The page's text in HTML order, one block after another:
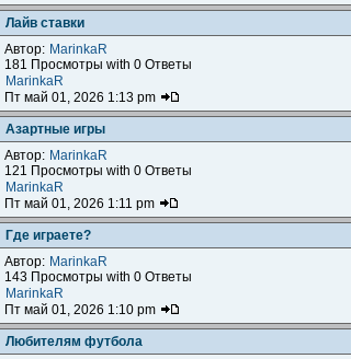
Лайв ставки
Автор: MarinkaR
181 Просмотры with 0 Ответы
MarinkaR
Пт май 01, 2026 1:13 pm
Азартные игры
Автор: MarinkaR
121 Просмотры with 0 Ответы
MarinkaR
Пт май 01, 2026 1:11 pm
Где играете?
Автор: MarinkaR
143 Просмотры with 0 Ответы
MarinkaR
Пт май 01, 2026 1:10 pm
Любителям футбола